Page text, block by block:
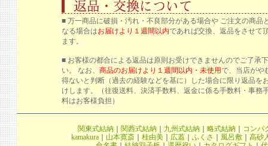
■ 万一商品に破損・汚れ・不良部分がある場合や ご注文の商品
なる場合はお届けより１週間以内であれば交換、返品をさせて
ます。
■ お客様の都合による返品は原則お受けできませんのでご了承
い。 なお、 商品のお届けより１週間以内・未使用で、当店がや
得ないと判断（過去の経験などを基に）した場合に限り返品を
けします。（往復送料、決済手数料、返金に係る手数料・事務
料はお客様負担）
関東式結納 関西式結納 九州式結納 略式結納
コンパ
kamakura
山本寛斎 桂由美 広蓋 ふくさ 風呂敷
高砂